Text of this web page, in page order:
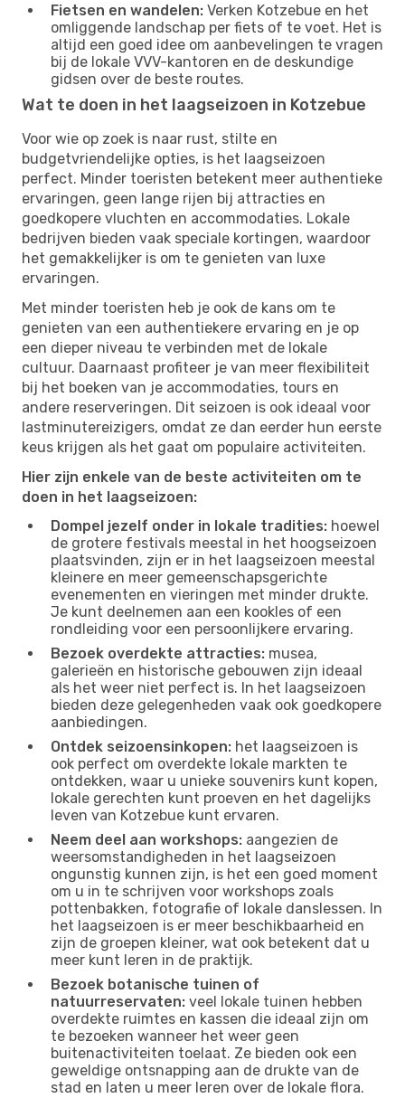
Fietsen en wandelen: Verken Kotzebue en het
omliggende landschap per fiets of te voet. Het is
altijd een goed idee om aanbevelingen te vragen
bij de lokale VVV-kantoren en de deskundige
gidsen over de beste routes.
Wat te doen in het laagseizoen in Kotzebue
Voor wie op zoek is naar rust, stilte en
budgetvriendelijke opties, is het laagseizoen
perfect. Minder toeristen betekent meer authentieke
ervaringen, geen lange rijen bij attracties en
goedkopere vluchten en accommodaties. Lokale
bedrijven bieden vaak speciale kortingen, waardoor
het gemakkelijker is om te genieten van luxe
ervaringen.
Met minder toeristen heb je ook de kans om te
genieten van een authentiekere ervaring en je op
een dieper niveau te verbinden met de lokale
cultuur. Daarnaast profiteer je van meer flexibiliteit
bij het boeken van je accommodaties, tours en
andere reserveringen. Dit seizoen is ook ideaal voor
lastminutereizigers, omdat ze dan eerder hun eerste
keus krijgen als het gaat om populaire activiteiten.
Hier zijn enkele van de beste activiteiten om te
doen in het laagseizoen:
Dompel jezelf onder in lokale tradities: hoewel
de grotere festivals meestal in het hoogseizoen
plaatsvinden, zijn er in het laagseizoen meestal
kleinere en meer gemeenschapsgerichte
evenementen en vieringen met minder drukte.
Je kunt deelnemen aan een kookles of een
rondleiding voor een persoonlijkere ervaring.
Bezoek overdekte attracties: musea,
galerieën en historische gebouwen zijn ideaal
als het weer niet perfect is. In het laagseizoen
bieden deze gelegenheden vaak ook goedkopere
aanbiedingen.
Ontdek seizoensinkopen: het laagseizoen is
ook perfect om overdekte lokale markten te
ontdekken, waar u unieke souvenirs kunt kopen,
lokale gerechten kunt proeven en het dagelijks
leven van Kotzebue kunt ervaren.
Neem deel aan workshops: aangezien de
weersomstandigheden in het laagseizoen
ongunstig kunnen zijn, is het een goed moment
om u in te schrijven voor workshops zoals
pottenbakken, fotografie of lokale danslessen. In
het laagseizoen is er meer beschikbaarheid en
zijn de groepen kleiner, wat ook betekent dat u
meer kunt leren in de praktijk.
Bezoek botanische tuinen of
natuurreservaten: veel lokale tuinen hebben
overdekte ruimtes en kassen die ideaal zijn om
te bezoeken wanneer het weer geen
buitenactiviteiten toelaat. Ze bieden ook een
geweldige ontsnapping aan de drukte van de
stad en laten u meer leren over de lokale flora.